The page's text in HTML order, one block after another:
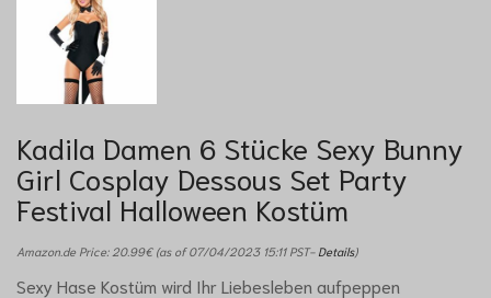
Kadila Damen 6 Stücke Sexy Bunny
Girl Cosplay Dessous Set Party
Festival Halloween Kostüm
Amazon.de Price: 20.99€(as of 07/04/2023 15:11 PST- Details)
Sexy Hase Kostüm wird Ihr Liebesleben aufpeppen